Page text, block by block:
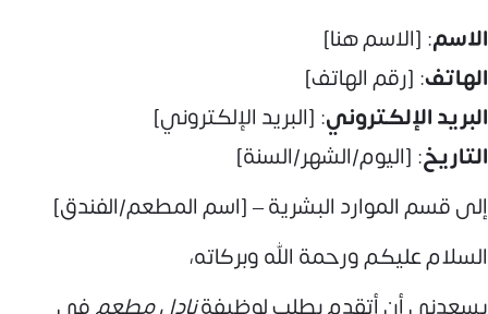
الاسم: [الاسم هنا]
الهاتف: [رقم الهاتف]
البريد الإلكتروني: [البريد الإلكتروني]
التاريخ: [اليوم/الشهر/السنة]
إلى قسم الموارد البشرية – [اسم المطعم/الفندق]
السلام عليكم ورحمة الله وبركاته،